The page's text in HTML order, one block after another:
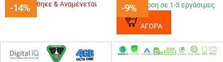
-14%
-14%
Εξαντλήθηκε & Αναμένεται -9%
-9%
Παράδοση σε 1-3 εργάσιμες
ΑΓΟΡΑ